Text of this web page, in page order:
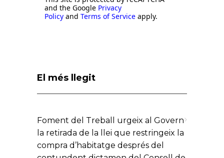
and the Google Privacy
Policy and Terms of Service apply.
El més llegit
Foment del Treball urgeix al Govern
la retirada de la llei que restringeix la
compra d’habitatge després del